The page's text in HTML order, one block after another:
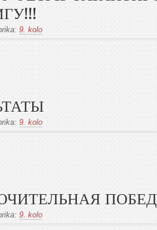
9. kolo
9. kolo
9. kolo